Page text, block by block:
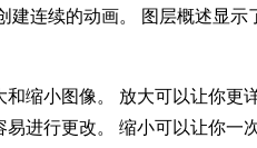
建连续的动画。 图层概述显示
和缩小图像。 放大可以让你更
进行更改。 缩小可以让你一